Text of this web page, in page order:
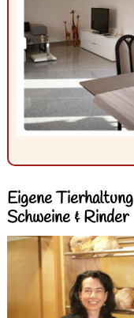
Eigene Tierhaltung
Schweine & Rinder